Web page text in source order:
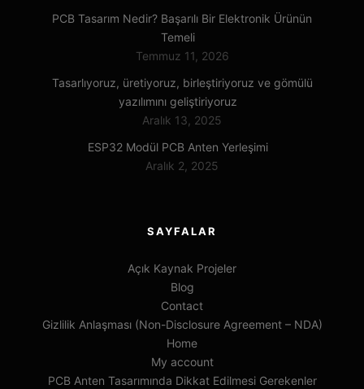
PCB Tasarım Nedir? Başarılı Bir Elektronik Ürünün
Temeli
Temmuz 11, 2026
Tasarlıyoruz, üretiyoruz, birleştiriyoruz ve gömülü
yazılımını geliştiriyoruz
Aralık 13, 2025
ESP32 Modül PCB Anten Yerleşimi
Aralık 2, 2025
SAYFALAR
Açık Kaynak Projeler
Blog
Contact
Gizlilik Anlaşması (Non-Disclosure Agreement – NDA)
Home
My account
PCB Anten Tasarımında Dikkat Edilmesi Gerekenler